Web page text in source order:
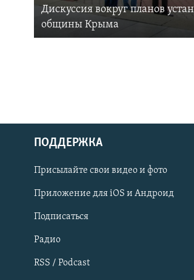
Українською
Qırımtatar
ПРИСОЕДИНЯЙТЕСЬ!
Дискуссия вокруг планов
общины Крыма
ПОДДЕРЖКА
Присылайте свои видео и фото
Приложение для iOS и Андроид
Подписаться
Радио
RSS / Podcast